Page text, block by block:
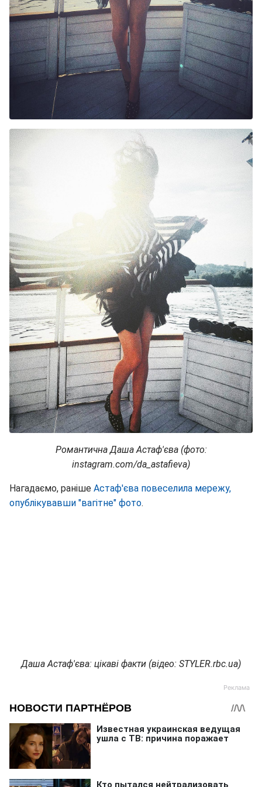
Романтична Даша Астаф'єва (фото:
instagram.com/da_astafieva)
Нагадаємо, раніше Астаф'єва повеселила мережу,
опублікувавши "вагітне" фото.
Даша Астаф'єва: цікаві факти (відео: STYLER.rbc.ua)